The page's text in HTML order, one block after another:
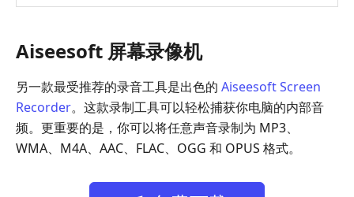
Aiseesoft 屏幕录像机
另一款最受推荐的录音工具是出色的 Aiseesoft Screen
Recorder。这款录制工具可以轻松捕获你电脑的内部音
频。更重要的是，你可以将任意声音录制为 MP3、
WMA、M4A、AAC、FLAC、OGG 和 OPUS 格式。